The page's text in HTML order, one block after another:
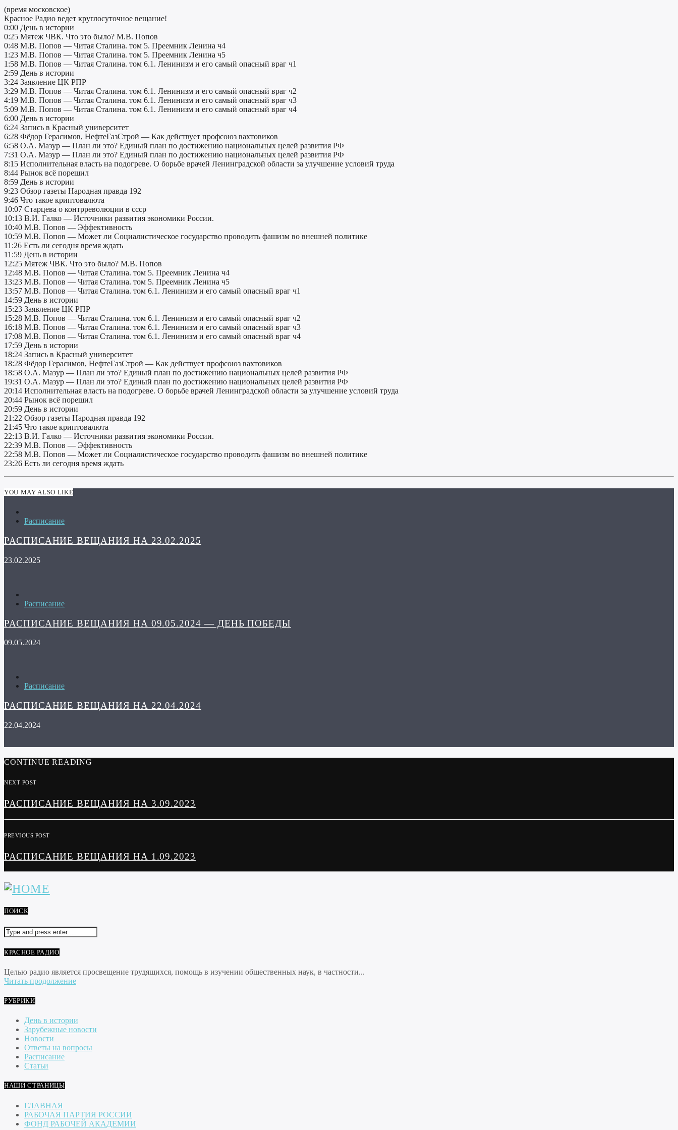
(время московское)
Красное Радио ведет круглосуточное вещание!
0:00 День в истории
0:25 Мятеж ЧВК. Что это было? М.В. Попов
0:48 М.В. Попов — Читая Сталина. том 5. Преемник Ленина ч4
1:23 М.В. Попов — Читая Сталина. том 5. Преемник Ленина ч5
1:58 М.В. Попов — Читая Сталина. том 6.1. Ленинизм и его самый опасный враг ч1
2:59 День в истории
3:24 Заявление ЦК РПР
3:29 М.В. Попов — Читая Сталина. том 6.1. Ленинизм и его самый опасный враг ч2
4:19 М.В. Попов — Читая Сталина. том 6.1. Ленинизм и его самый опасный враг ч3
5:09 М.В. Попов — Читая Сталина. том 6.1. Ленинизм и его самый опасный враг ч4
6:00 День в истории
6:24 Запись в Красный университет
6:28 Фёдор Герасимов, НефтеГазСтрой — Как действует профсоюз вахтовиков
6:58 О.А. Мазур — План ли это? Единый план по достижению национальных целей развития РФ
7:31 О.А. Мазур — План ли это? Единый план по достижению национальных целей развития РФ
8:15 Исполнительная власть на подогреве. О борьбе врачей Ленинградской области за улучшение условий труда
8:44 Рынок всё порешил
8:59 День в истории
9:23 Обзор газеты Народная правда 192
9:46 Что такое криптовалюта
10:07 Старцева о контрреволюции в ссср
10:13 В.И. Галко — Источники развития экономики России.
10:40 М.В. Попов — Эффективность
10:59 М.В. Попов — Может ли Социалистическое государство проводить фашизм во внешней политике
11:26 Есть ли сегодня время ждать
11:59 День в истории
12:25 Мятеж ЧВК. Что это было? М.В. Попов
12:48 М.В. Попов — Читая Сталина. том 5. Преемник Ленина ч4
13:23 М.В. Попов — Читая Сталина. том 5. Преемник Ленина ч5
13:57 М.В. Попов — Читая Сталина. том 6.1. Ленинизм и его самый опасный враг ч1
14:59 День в истории
15:23 Заявление ЦК РПР
15:28 М.В. Попов — Читая Сталина. том 6.1. Ленинизм и его самый опасный враг ч2
16:18 М.В. Попов — Читая Сталина. том 6.1. Ленинизм и его самый опасный враг ч3
17:08 М.В. Попов — Читая Сталина. том 6.1. Ленинизм и его самый опасный враг ч4
17:59 День в истории
18:24 Запись в Красный университет
18:28 Фёдор Герасимов, НефтеГазСтрой — Как действует профсоюз вахтовиков
18:58 О.А. Мазур — План ли это? Единый план по достижению национальных целей развития РФ
19:31 О.А. Мазур — План ли это? Единый план по достижению национальных целей развития РФ
20:14 Исполнительная власть на подогреве. О борьбе врачей Ленинградской области за улучшение условий труда
20:44 Рынок всё порешил
20:59 День в истории
21:22 Обзор газеты Народная правда 192
21:45 Что такое криптовалюта
22:13 В.И. Галко — Источники развития экономики России.
22:39 М.В. Попов — Эффективность
22:58 М.В. Попов — Может ли Социалистическое государство проводить фашизм во внешней политике
23:26 Есть ли сегодня время ждать
YOU MAY ALSO LIKE
Расписание
РАСПИСАНИЕ ВЕЩАНИЯ НА 23.02.2025
23.02.2025
Расписание
РАСПИСАНИЕ ВЕЩАНИЯ НА 09.05.2024 — ДЕНЬ ПОБЕДЫ
09.05.2024
Расписание
РАСПИСАНИЕ ВЕЩАНИЯ НА 22.04.2024
22.04.2024
CONTINUE READING
NEXT POST
РАСПИСАНИЕ ВЕЩАНИЯ НА 3.09.2023
PREVIOUS POST
РАСПИСАНИЕ ВЕЩАНИЯ НА 1.09.2023
ПОИСК
КРАСНОЕ РАДИО
Целью радио является просвещение трудящихся, помощь в изучении общественных наук, в частности...
Читать продолжение
РУБРИКИ
День в истории
Зарубежные новости
Новости
Ответы на вопросы
Расписание
Статьи
НАШИ СТРАНИЦЫ
ГЛАВНАЯ
РАБОЧАЯ ПАРТИЯ РОССИИ
ФОНД РАБОЧЕЙ АКАДЕМИИ